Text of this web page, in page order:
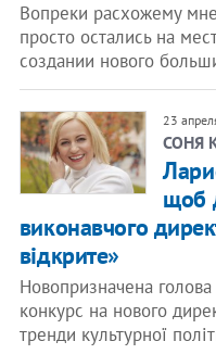
Вопреки расхожему
просто остались на
создании нового
23
СОНЯ
щоб
виконавчого
відкрите»
Новопризначена
конкурс на нового
тренди культурної